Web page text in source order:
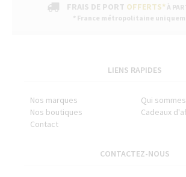
FRAIS DE PORT OFFERTS* À
* France métropolitaine
LIENS RAPIDES
Nos marques
Qui
Nos boutiques
Cadeaux
Contact
CONTACTEZ-NOUS